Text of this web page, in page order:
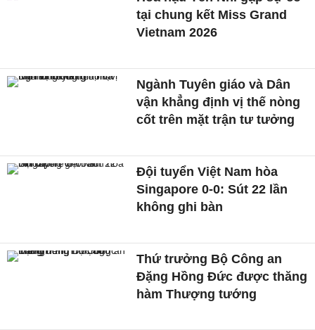
tại chung kết Miss Grand
Vietnam 2026
Ngành Tuyên giáo và Dân
vận khẳng định vị thế nòng
cốt trên mặt trận tư tưởng
Đội tuyển Việt Nam hòa
Singapore 0-0: Sút 22 lần
không ghi bàn
Thứ trưởng Bộ Công an
Đặng Hồng Đức được thăng
hàm Thượng tướng